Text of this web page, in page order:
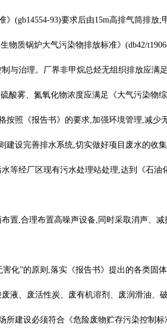
(gb14554-93)要求后由15m高排气筒排
质锅炉大气污染物排放标准》(db42/t1906-
治理。厂界非甲烷总烃无组织排放应满
酸雾、氮氧化物浓度应满足《大气污染物
照《报告书》的要求,加强环境管理,减少
建设完善排水系统,切实做好项目废水的
等经厂区现有污水处理站处理,达到《石油
置,合理布置高噪声设备,同时采取消声、
化”的原则,落实《报告书》提出的各类
液、废活性炭、废有机溶剂、废润滑油
建设必须符合《危险废物贮存污染控制